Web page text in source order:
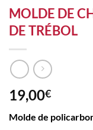
MOLDE DE
DE TRÉBOL
19,00€
Molde de